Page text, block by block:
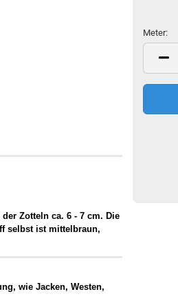
Meter:
Meter
Zotteln ca. 6 - 7 cm. Die
selbst ist mittelbraun,
wie Jacken, Westen,